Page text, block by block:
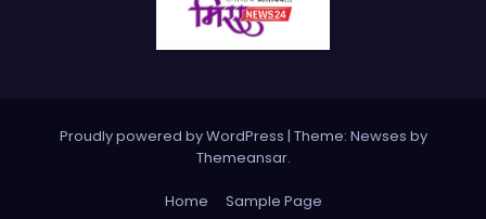
Proudly powered by WordPress | Theme: Newses by
Themeansar.
Home Sample Page